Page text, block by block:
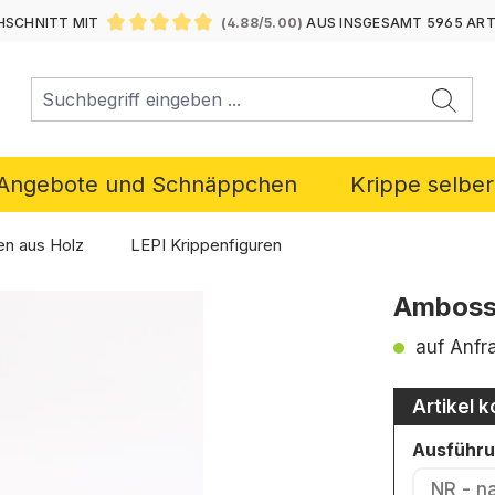
MIT
(4.88/5.00) AUS INSGESAMT 5965
und Schnäppchen Krippe
aus Holz LEPI Krippenfiguren
auf
Artikel
NR -